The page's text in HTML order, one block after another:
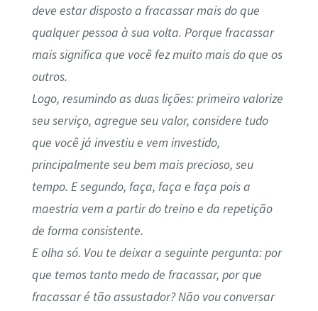
deve estar disposto a fracassar mais do que
qualquer pessoa à sua volta. Porque fracassar
mais significa que você fez muito mais do que os
outros.
Logo, resumindo as duas lições: primeiro valorize
seu serviço, agregue seu valor, considere tudo
que você já investiu e vem investido,
principalmente seu bem mais precioso, seu
tempo. E segundo, faça, faça e faça pois a
maestria vem a partir do treino e da repetição
de forma consistente.
E olha só. Vou te deixar a seguinte pergunta: por
que temos tanto medo de fracassar, por que
fracassar é tão assustador? Não vou conversar